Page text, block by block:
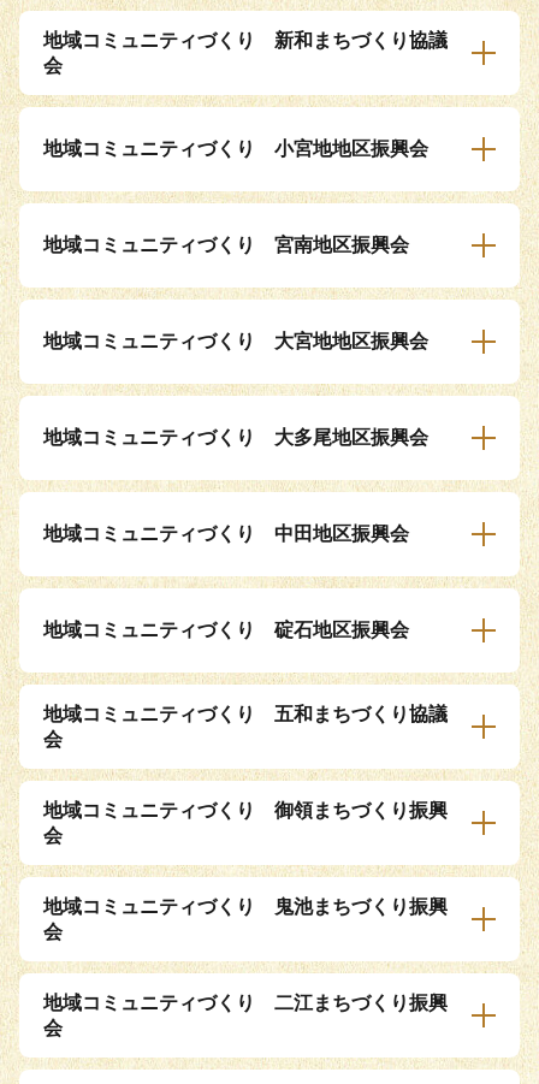
地域コミュニティづくり 新和まちづくり協議
会
地域コミュニティづくり 小宮地地区振興会
地域コミュニティづくり 宮南地区振興会
地域コミュニティづくり 大宮地地区振興会
地域コミュニティづくり 大多尾地区振興会
地域コミュニティづくり 中田地区振興会
地域コミュニティづくり 碇石地区振興会
地域コミュニティづくり 五和まちづくり協議
会
地域コミュニティづくり 御領まちづくり振興
会
地域コミュニティづくり 鬼池まちづくり振興
会
地域コミュニティづくり 二江まちづくり振興
会